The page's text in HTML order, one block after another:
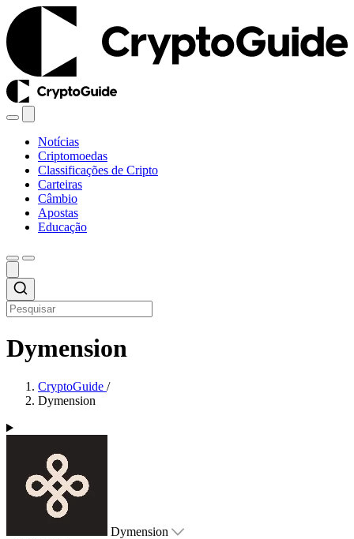
Notícias
Criptomoedas
Classificações de Cripto
Carteiras
Câmbio
Apostas
Educação
Dymension
CryptoGuide /
Dymension
Dymension